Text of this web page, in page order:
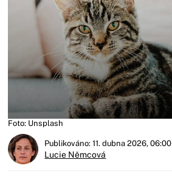
Foto: Unsplash
Publikováno: 11. dubna 2026, 06:00
Lucie Němcová